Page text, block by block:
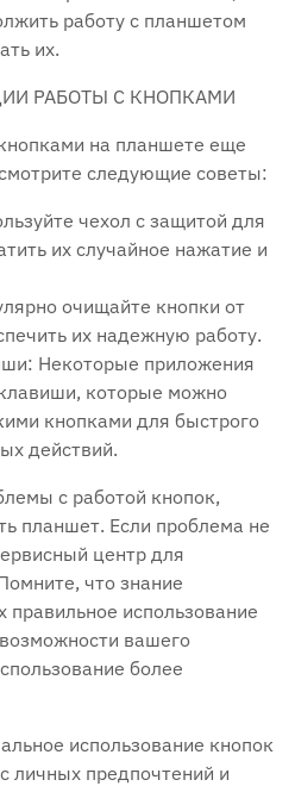
работу с планшетом
их.
РАБОТЫ С КНОПКАМИ
на планшете еще
следующие советы:
чехол с защитой для
их случайное нажатие и
очищайте кнопки от
их надежную работу.
Некоторые приложения
которые можно
кнопками для быстрого
действий.
с работой кнопок,
планшет. Если проблема не
центр для
что знание
использование
вашего
более
использование кнопок
личных предпочтений и